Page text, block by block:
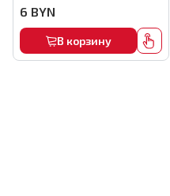
6 BYN
В корзину